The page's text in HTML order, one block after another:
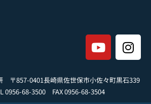
〒857-0401長崎県佐世保市小佐々町黒石339
68-3500 FAX 0956-68-3504